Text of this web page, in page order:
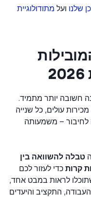
ועלמתודולוגיית
יותר מתמיד.
עולים, כל שנייה
– משמעותה
להשוואה בין
כדי לעזור לכם
לראות במבט אחד,
התקציב והיעדים